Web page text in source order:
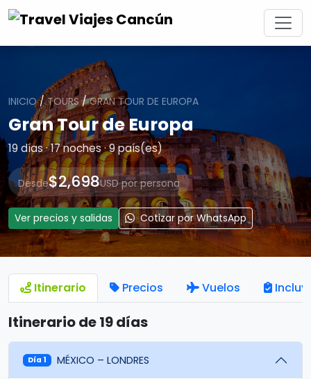
INICIO/TOURS/GRAN TOUR DE EUROPA
Gran Tour de Europa
19 días · 17 noches · 9 país(es)
Desde$2,698USD por persona
Ver precios y salidas Cotizar por WhatsApp
Itinerario Precios Vuelos
Itinerario de 19 días
Día 1 MÉXICO – LONDRES